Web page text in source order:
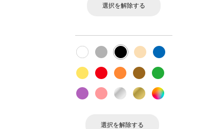
選択を解除する
選択を解除する